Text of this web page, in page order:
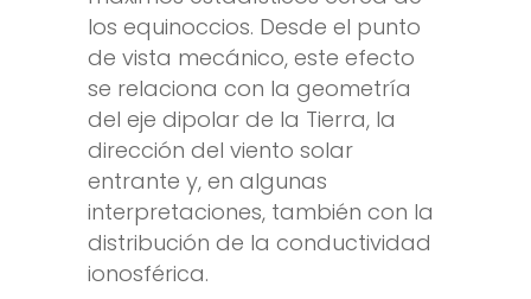
los equinoccios. Desde el punto
de vista mecánico, este efecto
se relaciona con la geometría
del eje dipolar de la Tierra, la
dirección del viento solar
entrante y, en algunas
interpretaciones, también con la
distribución de la conductividad
ionosférica.